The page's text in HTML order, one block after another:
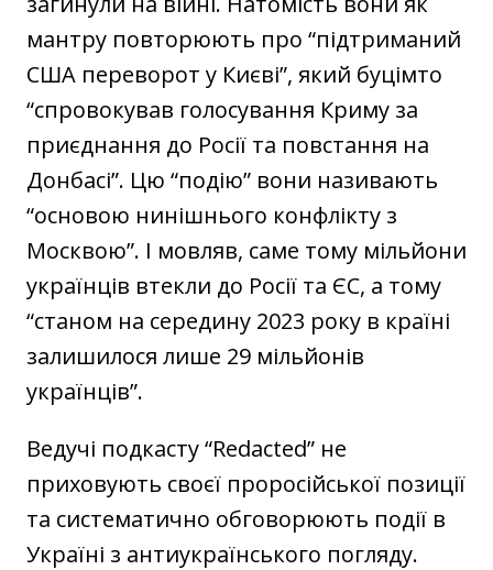
мантру повторюють про “підтриманий
США переворот у Києві”, який буцімто
“спровокував голосування Криму за
приєднання до Росії та повстання на
Донбасі”. Цю “подію” вони називають
“основою нинішнього конфлікту з
Москвою”. І мовляв, саме тому мільйони
українців втекли до Росії та ЄС, а тому
“станом на середину 2023 року в країні
залишилося лише 29 мільйонів
українців”.
Ведучі подкасту “Redacted” не
приховують своєї проросійської позиції
та систематично обговорюють події в
Україні з антиукраїнського погляду.